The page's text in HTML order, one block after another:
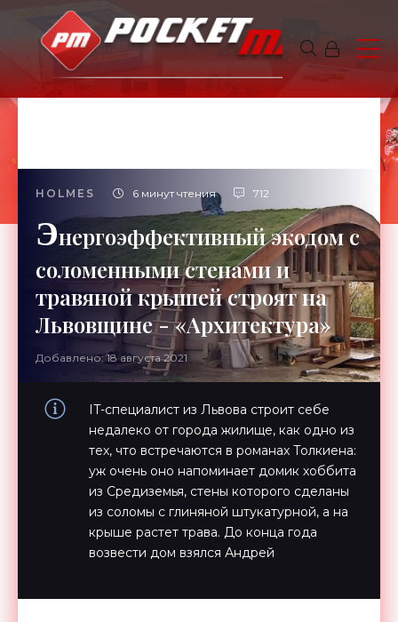
HOLMES 6 минут чтения 712
Энергоэффективный экодом с
соломенными стенами и
травяной крышей строят на
Львовщине - «Архитектура»
Добавлено: 18 августа 2021
IT-специалист из Львова строит себе
недалеко от города жилище, как одно из
тех, что встречаются в романах Толкиена:
уж очень оно напоминает домик хоббита
из Средиземья, стены которого сделаны
из соломы с глиняной штукатурной, а на
крыше растет трава. До конца года
возвести дом взялся Андрей